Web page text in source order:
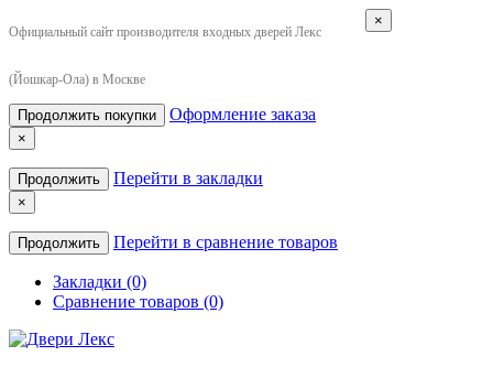
Официальный сайт производителя входных дверей Лекс
(Йошкар-Ола) в Москве
×
Продолжить покупки Оформление заказа
×
Продолжить Перейти в закладки
×
Продолжить Перейти в сравнение товаров
Закладки (0)
Сравнение товаров (0)